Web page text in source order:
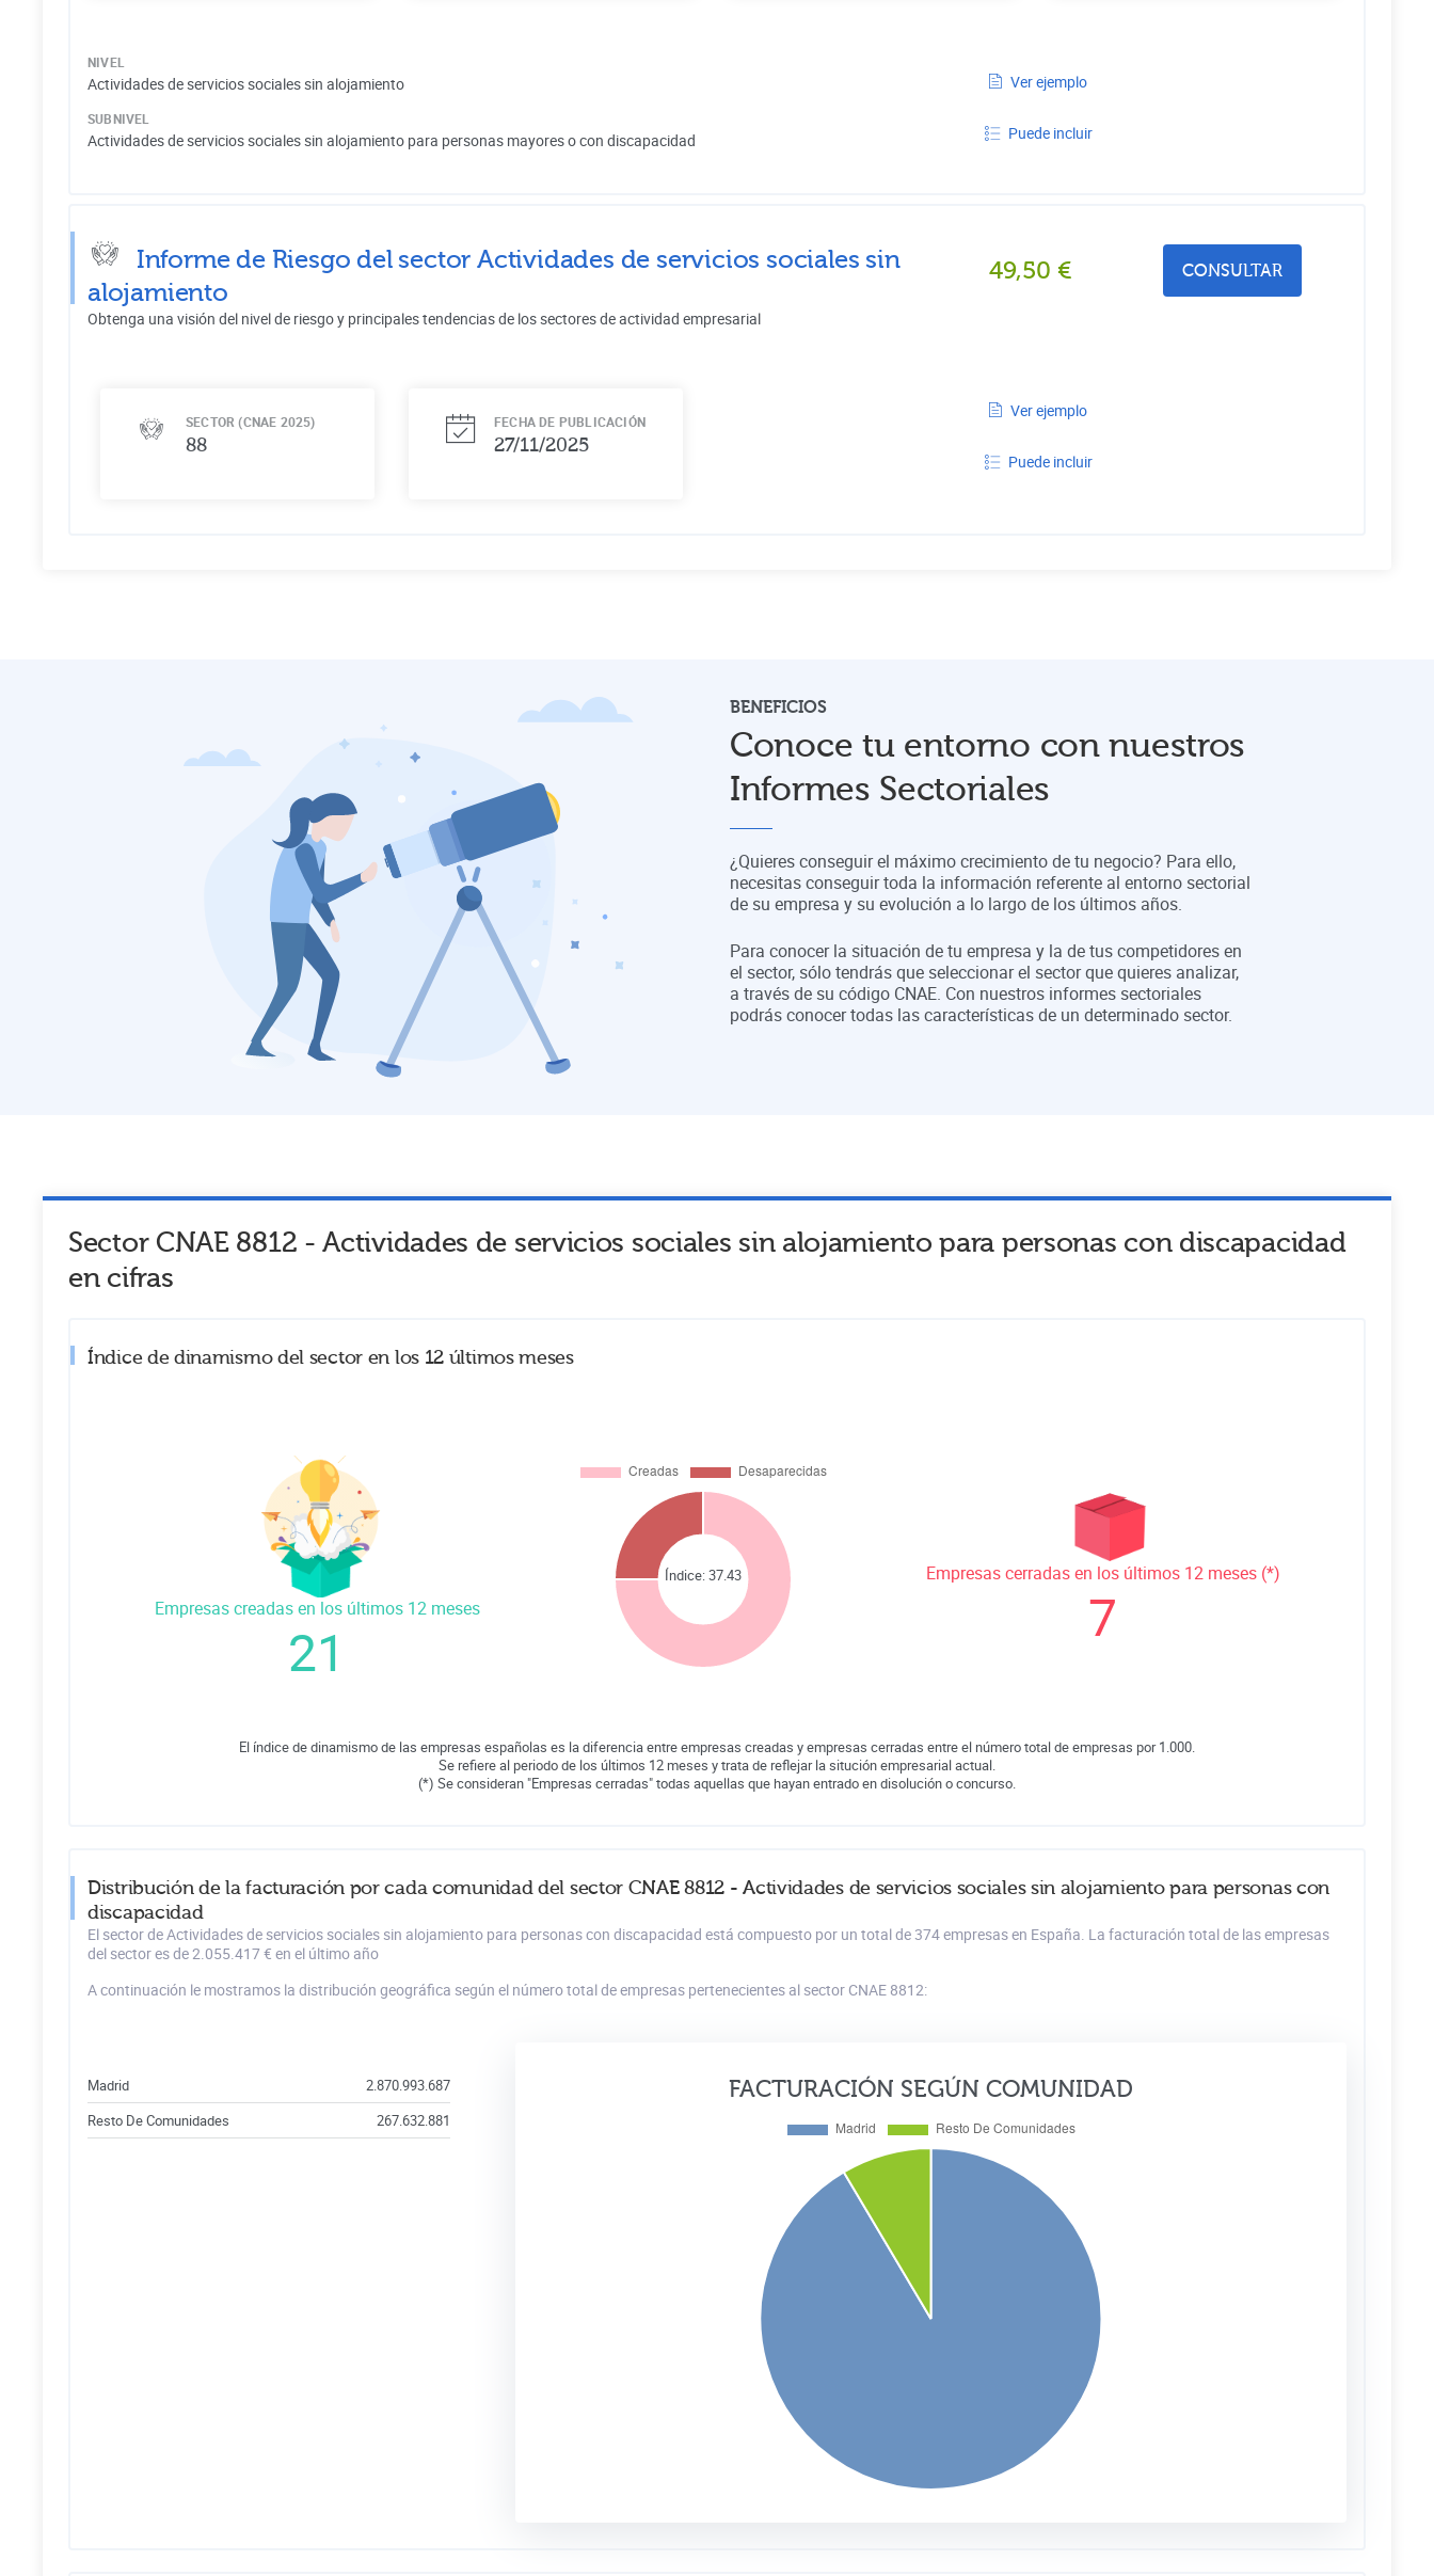
NIVEL
Actividades de servicios sociales sin alojamiento
SUBNIVEL
Actividades de servicios sociales sin alojamiento para personas mayores o con discapacidad
Ver ejemplo
Puede incluir
Informe de Riesgo del sectorActividades de servicios sociales sin
alojamiento
49,50 € CONSULTAR
Obtenga una visión del nivel de riesgo y principales tendencias de los sectores de actividad empresarial
SECTOR (CNAE 2025)
88
FECHA DE PUBLICACIÓN
27/11/2025
Ver ejemplo
Puede incluir
BENEFICIOS
Conoce tu entorno con nuestros
Informes Sectoriales
¿Quieres conseguir el máximo crecimiento de tu negocio? Para ello,
necesitas conseguir toda la información referente al entorno sectorial
de su empresa y su evolución a lo largo de los últimos años.
Para conocer la situación de tu empresa y la de tus competidores en
el sector, sólo tendrás que seleccionar el sector que quieres analizar,
a través de su código CNAE. Con nuestros informes sectoriales
podrás conocer todas las características de un determinado sector.
Sector CNAE 8812 -Actividades de servicios sociales sin alojamiento para personas con discapacidad
en cifras
Índice de dinamismo del sector en los 12 últimos meses
Empresas creadas en los últimos 12 meses
21
Índice:37.43 Empresas cerradas en los últimos 12 meses (*)
7
El índice de dinamismo de las empresas españolas es la diferencia entre empresas creadas y empresas cerradas entre el número total de empresas por 1.000.
Se refiere al periodo de los últimos 12 meses y trata de reflejar la situción empresarial actual.
(*) Se consideran "Empresas cerradas" todas aquellas que hayan entrado en disolución o concurso.
Distribución de la facturación por cada comunidad del sector CNAE 8812 - Actividades de servicios sociales sin alojamiento para personas con
discapacidad
El sector de Actividades de servicios sociales sin alojamiento para personas con discapacidad está compuesto por un total de 374 empresas en España. La facturación total de las empresas
del sector es de 2.055.417 € en el último año
A continuación le mostramos la distribución geográfica según el número total de empresas pertenecientes al sector CNAE 8812:
Madrid
2.870.993.687
Resto De Comunidades
267.632.881
FACTURACIÓN SEGÚN COMUNIDAD